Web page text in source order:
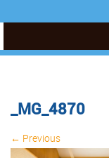
_MG_4870
Image navigation
← Previous